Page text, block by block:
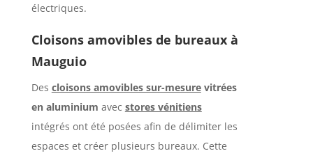
électriques.
Cloisons amovibles de bureaux à
Mauguio
Des cloisons amovibles sur-mesurevitrées
en aluminium avec stores vénitiens
intégrés ont été posées afin de délimiter les
espaces et créer plusieurs bureaux. Cette